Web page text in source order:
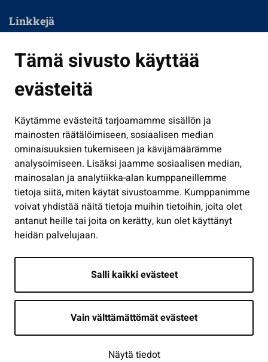
Tämä sivusto käyttää
evästeitä
Käytämme evästeitä tarjoamamme sisällön ja
mainosten räätälöimiseen, sosiaalisen median
ominaisuuksien tukemiseen ja kävijämäärämme
analysoimiseen. Lisäksi jaamme sosiaalisen median,
mainosalan ja analytiikka-alan kumppaneillemme
tietoja siitä, miten käytät sivustoamme. Kumppanimme
voivat yhdistää näitä tietoja muihin tietoihin, joita olet
antanut heille tai joita on kerätty, kun olet käyttänyt
heidän palvelujaan.
Salli kaikki evästeet
Vain välttämättömät evästeet
Näytä tiedot
Linkkejä
Kasvatus ja opetus
Kulttuuri ja liikunta
Työ ja yrittäminen
Osallistu ja asioi
Näytä omat evästeasetukseni
Seuraa meitä